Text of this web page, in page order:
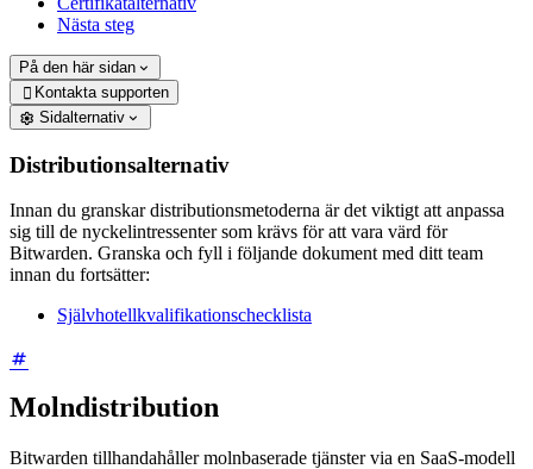
Nästa steg
På den här sidan
 Kontakta supporten
Sidalternativ
Distributionsalternativ
Innan du granskar distributionsmetoderna är det viktigt att anpassa
sig till de nyckelintressenter som krävs för att vara värd för
Bitwarden. Granska och fyll i följande dokument med ditt team
innan du fortsätter:
Självhotellkvalifikationschecklista
Molndistribution
Bitwarden tillhandahåller molnbaserade tjänster via en SaaS-modell